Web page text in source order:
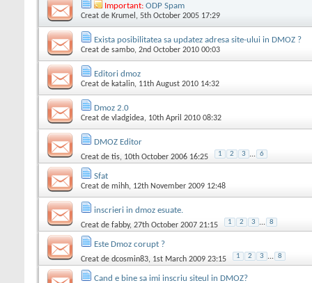
Important: ODP Spam
Creat de Krumel , 5th October 2005 17:29
Exista posibilitatea sa updatez adresa site-ului in DMOZ ?
Creat de sambo, 2nd October 2010 00:03
Editori dmoz
Creat de katalin, 11th August 2010 14:32
Dmoz 2.0
Creat de vladgidea, 10th April 2010 08:32
DMOZ Editor
Creat de tis, 10th October 2006 16:25 1 2 3 ... 6
Sfat
Creat de mihh, 12th November 2009 12:48
inscrieri in dmoz esuate.
Creat de fabby, 27th October 2007 21:15 1 2 3 ... 8
Este Dmoz corupt ?
Creat de dcosmin83, 1st March 2009 23:15 1 2 3 ... 8
Cand e bine sa imi inscriu siteul in DMOZ?